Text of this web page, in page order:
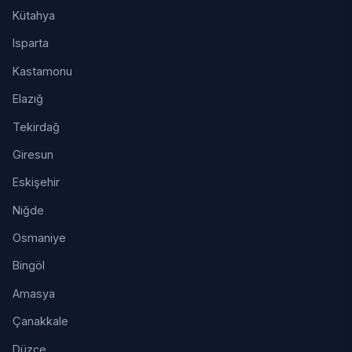
Kütahya
Isparta
Kastamonu
Elazığ
Tekirdağ
Giresun
Eskişehir
Niğde
Osmaniye
Bingöl
Amasya
Çanakkale
Düzce